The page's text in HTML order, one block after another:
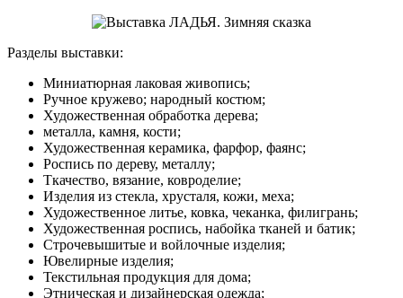
Разделы выставки:
Миниатюрная лаковая живопись;
Ручное кружево; народный костюм;
Художественная обработка дерева;
металла, камня, кости;
Художественная керамика, фарфор, фаянс;
Роспись по дереву, металлу;
Ткачество, вязание, ковроделие;
Изделия из стекла, хрусталя, кожи, меха;
Художественное литье, ковка, чеканка, филигрань;
Художественная роспись, набойка тканей и батик;
Строчевышитые и войлочные изделия;
Ювелирные изделия;
Текстильная продукция для дома;
Этническая и дизайнерская одежда;